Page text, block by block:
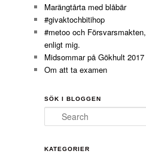
Marängtårta med blåbär
#givaktochbitihop
#metoo och Försvarsmakten,
enligt mig.
Midsommar på Gökhult 2017
Om att ta examen
SÖK I BLOGGEN
Search
KATEGORIER